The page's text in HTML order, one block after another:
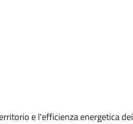
e l'efficienza energetica dei